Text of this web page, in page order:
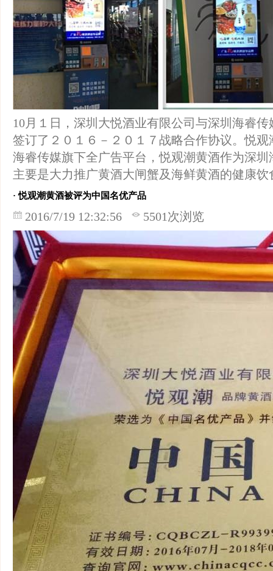
10月１日，深圳大悦酒业有限公司与深圳海睿
签订了２０１６－２０１７战略合作协议。悦
海睿传媒旗下全广告平台，悦观潮黄酒作为深
主要是大力推广黄酒大闸蟹及海鲜黄酒的健康
· 悦观潮黄酒被评为中国名优产品
2016/7/19 12:32:56 5501次浏览